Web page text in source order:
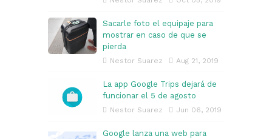
Sacarle foto el equipaje para
mostrar en caso de que se
pierda
Nestor Suarez Aug 21, 2019
La app Google Trips dejará de
funcionar el 5 de agosto
Nestor Suarez Jun 06, 2019
Google lanza una web para